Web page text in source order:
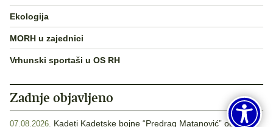
Ekologija
MORH u zajednici
Vrhunski sportaši u OS RH
Zadnje objavljeno
07.08.2026. Kadeti Kadetske bojne “Predrag Matanović” odali